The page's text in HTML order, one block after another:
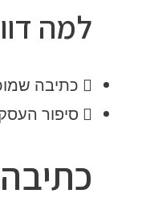
למה
כתיבה
סיפור